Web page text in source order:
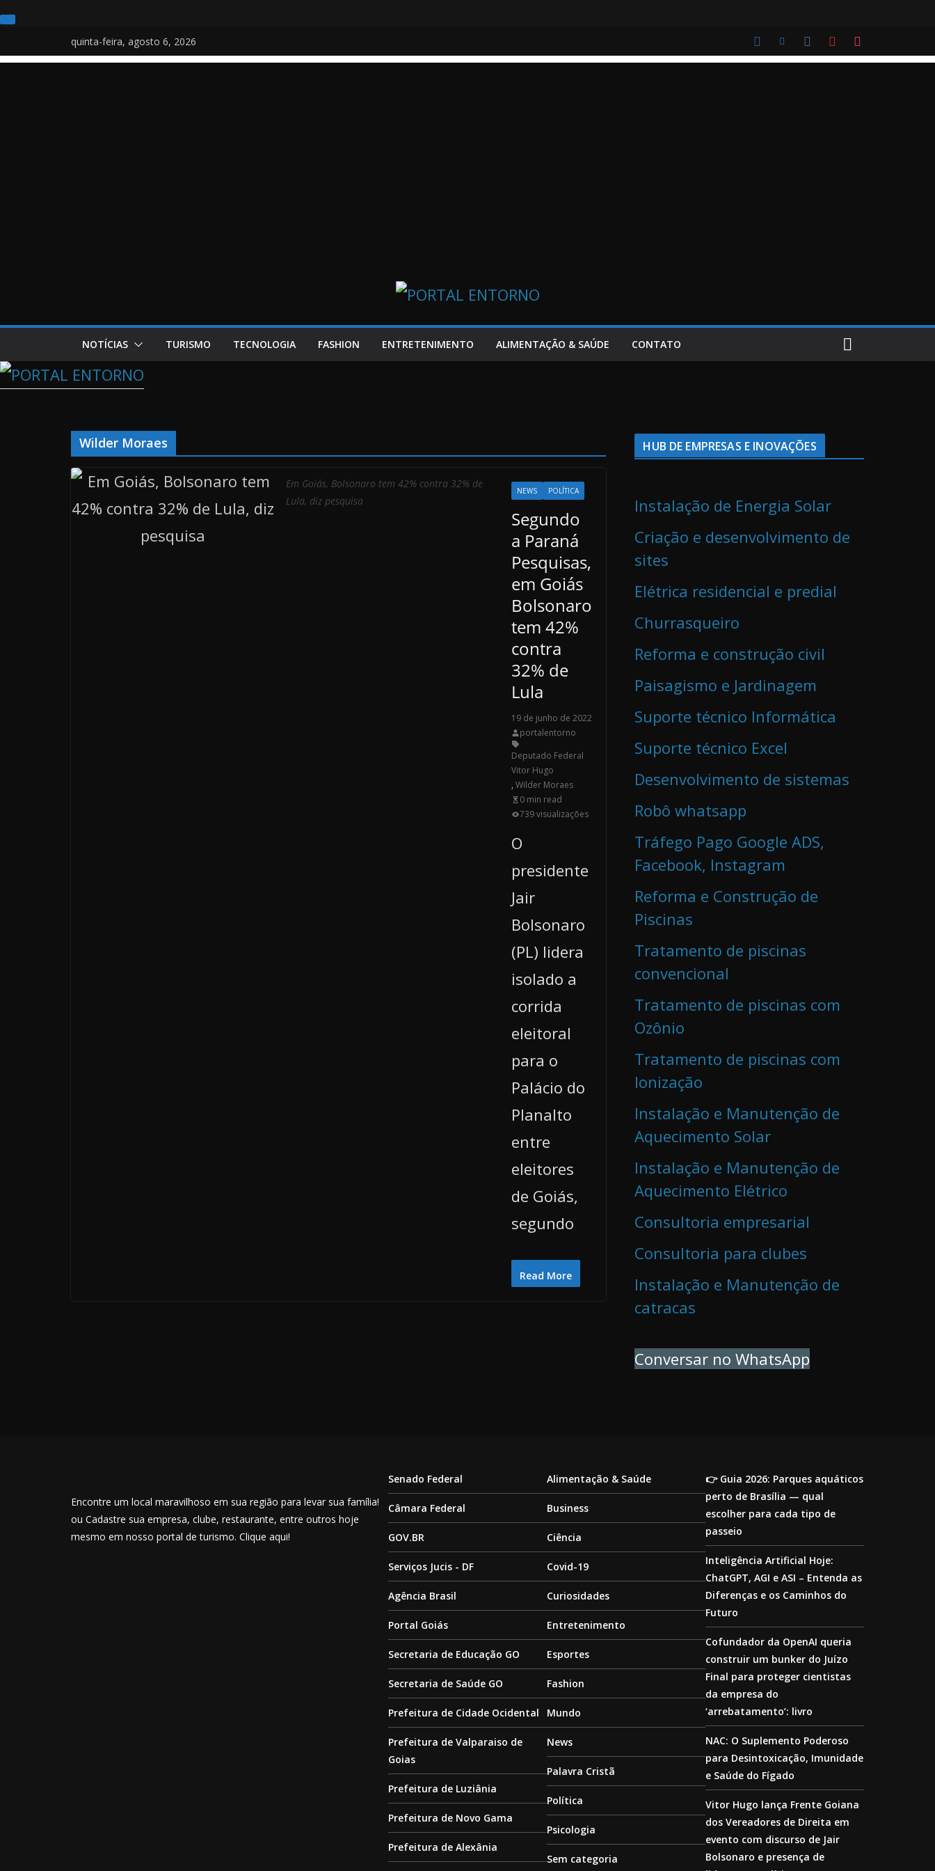
para
quinta-feira, agosto 6, 2026
NOTÍCIAS TURISMO TECNOLOGIA FASHION ENTRETENIMENTO ALIMENTAÇÃO & SAÚDE CONTATO
Wilder Moraes
Em Goiás, Bolsonaro tem 42% contra 32% de
Lula, diz pesquisa
NEWS POLÍTICA
Segundo
a Paraná
Pesquisas,
em Goiás
Bolsonaro
tem 42%
contra
32% de
Lula
19 de junho de 2022
portalentorno
Deputado Federal
Vitor Hugo
,Wilder Moraes
0 min read
739 visualizações
O
presidente
Jair
Bolsonaro
(PL) lidera
isolado a
corrida
eleitoral
para o
Palácio do
Planalto
entre
eleitores
de Goiás,
segundo
Read More
HUB DE EMPRESAS E INOVAÇÕES
Instalação de Energia Solar
Criação e desenvolvimento de
sites
Elétrica residencial e predial
Churrasqueiro
Reforma e construção civil
Paisagismo e Jardinagem
Suporte técnico Informática
Suporte técnico Excel
Desenvolvimento de sistemas
Robô whatsapp
Tráfego Pago Google ADS,
Facebook, Instagram
Reforma e Construção de
Piscinas
Tratamento de piscinas
convencional
Tratamento de piscinas com
Ozônio
Tratamento de piscinas com
Ionização
Instalação e Manutenção de
Aquecimento Solar
Instalação e Manutenção de
Aquecimento Elétrico
Consultoria empresarial
Consultoria para clubes
Instalação e Manutenção de
catracas
Conversar no WhatsApp
Encontre um local maravilhoso em sua região para levar sua família!
ou Cadastre sua empresa, clube, restaurante, entre outros hoje
mesmo em nosso portal de turismo. Clique aqui!
Senado Federal
Câmara Federal
GOV.BR
Serviços Jucis - DF
Agência Brasil
Portal Goiás
Secretaria de Educação GO
Secretaria de Saúde GO
Prefeitura de Cidade Ocidental
Prefeitura de Valparaiso de
Goias
Prefeitura de Luziânia
Prefeitura de Novo Gama
Prefeitura de Alexânia
Alimentação & Saúde
Business
Ciência
Covid-19
Curiosidades
Entretenimento
Esportes
Fashion
Mundo
News
Palavra Cristã
Política
Psicologia
Sem categoria
👉 Guia 2026: Parques aquáticos
perto de Brasília — qual
escolher para cada tipo de
passeio
Inteligência Artificial Hoje:
ChatGPT, AGI e ASI – Entenda as
Diferenças e os Caminhos do
Futuro
Cofundador da OpenAI queria
construir um bunker do Juízo
Final para proteger cientistas
da empresa do
‘arrebatamento’: livro
NAC: O Suplemento Poderoso
para Desintoxicação, Imunidade
e Saúde do Fígado
Vitor Hugo lança Frente Goiana
dos Vereadores de Direita em
evento com discurso de Jair
Bolsonaro e presença de